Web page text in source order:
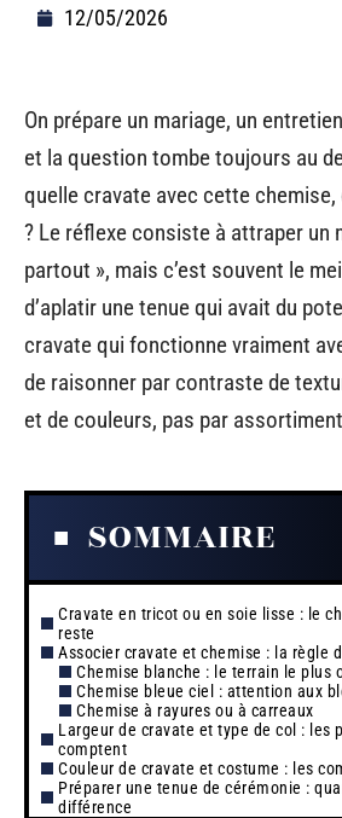
12/05/2026
On prépare un mariage, un
et la question tombe toujours au
quelle cravate avec cette
? Le réflexe consiste à attraper un
partout », mais c’est souvent le
d’aplatir une tenue qui avait du
cravate qui fonctionne vraiment
de raisonner par contraste de
et de couleurs, pas par
SOMMAIRE
Cravate en tricot ou en soie lisse : le
reste
Associer cravate et chemise : la règle
Chemise blanche : le terrain le plus
Chemise bleue ciel : attention aux
Chemise à rayures ou à carreaux
Largeur de cravate et type de col : les
comptent
Couleur de cravate et costume : les
Préparer une tenue de cérémonie :
différence